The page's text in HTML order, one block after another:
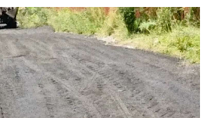
Антимонопольная служба приняла
«ПИАЛ» в реестр недобросовестных
списке уфимский подрядчик будет два